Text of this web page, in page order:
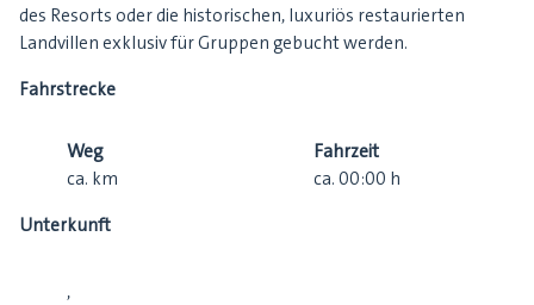
des Resorts oder die historischen, luxuriös restaurierten
Landvillen exklusiv für Gruppen gebucht werden.
Fahrstrecke
Weg
ca. km
Fahrzeit
ca. 00:00 h
Unterkunft
,